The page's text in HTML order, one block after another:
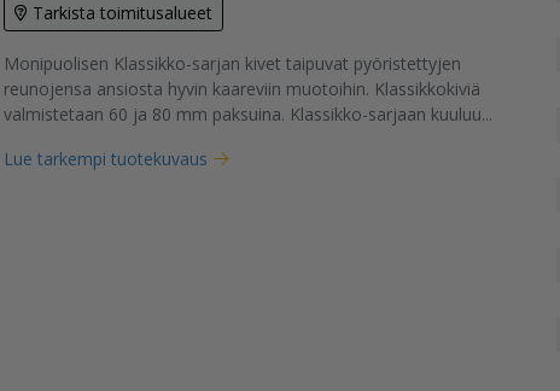
Tarkista toimitusalueet
Monipuolisen Klassikko-sarjan kivet taipuvat pyöristettyjen
reunojensa ansiosta hyvin kaareviin muotoihin. Klassikkokiviä
valmistetaan 60 ja 80 mm paksuina. Klassikko-sarjaan kuuluu...
Lue tarkempi tuotekuvaus